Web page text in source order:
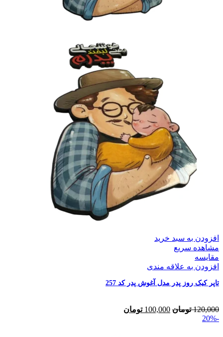
افزودن به سبد خرید
مشاهده سریع
مقایسه
افزودن به علاقه مندی
تاپر کیک روز پدر مدل آغوش پدر کد 257
120,000 تومان 100,000 تومان
-20%